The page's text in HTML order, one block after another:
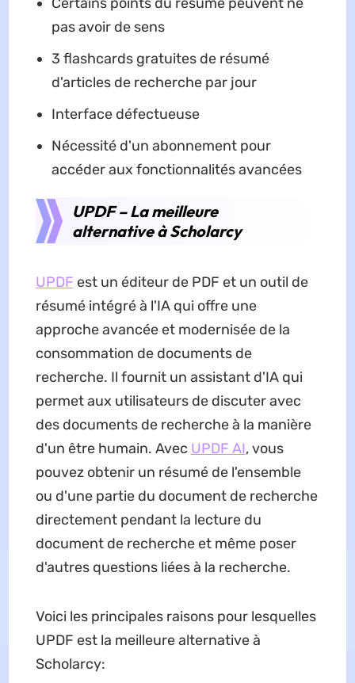
pas avoir de sens
3 flashcards gratuites de résumé
d'articles de recherche par jour
Interface défectueuse
Nécessité d'un abonnement pour
accéder aux fonctionnalités avancées
UPDF – La meilleure
alternative à Scholarcy
UPDF est un éditeur de PDF et un outil de
résumé intégré à l'IA qui offre une
approche avancée et modernisée de la
consommation de documents de
recherche. Il fournit un assistant d'IA qui
permet aux utilisateurs de discuter avec
des documents de recherche à la manière
d'un être humain. Avec UPDF AI, vous
pouvez obtenir un résumé de l'ensemble
ou d'une partie du document de recherche
directement pendant la lecture du
document de recherche et même poser
d'autres questions liées à la recherche.
Voici les principales raisons pour lesquelles
UPDF est la meilleure alternative à
Scholarcy: